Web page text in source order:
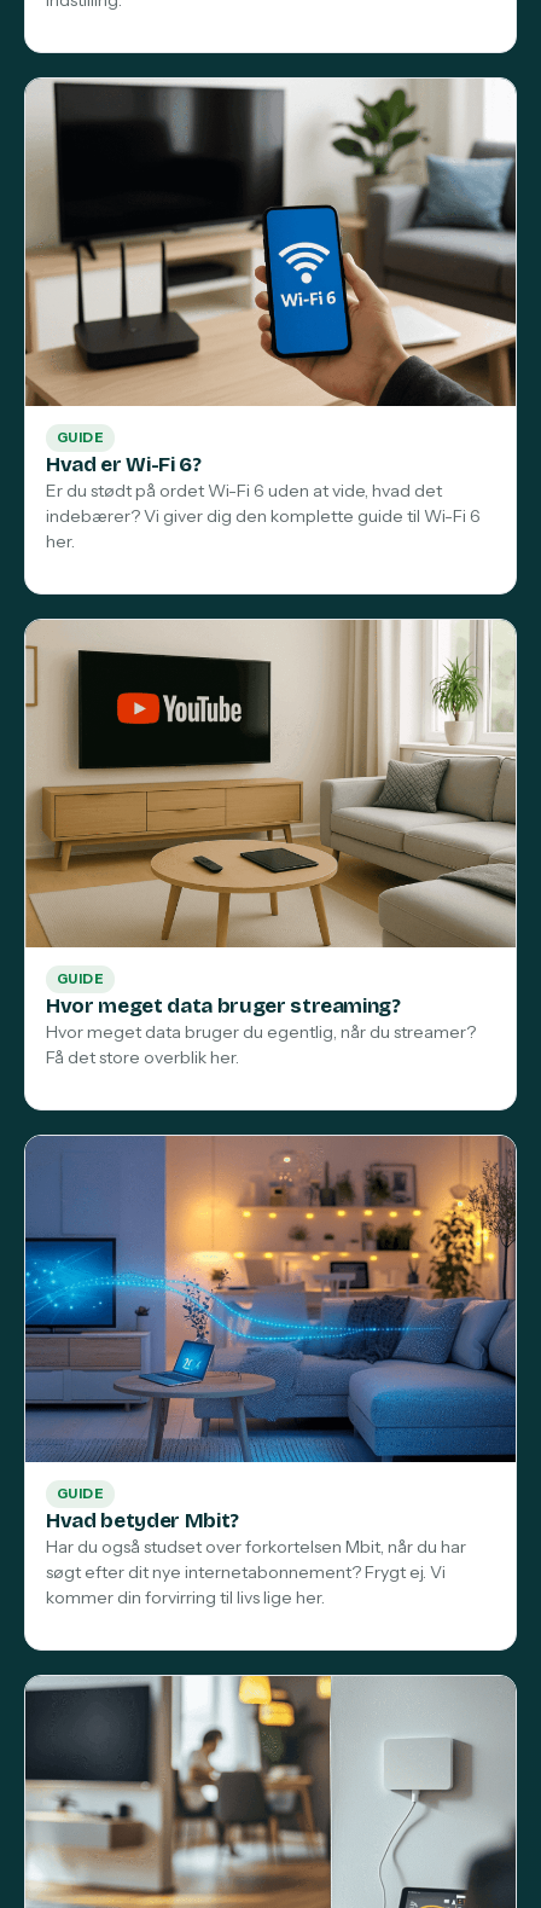
GUIDE
Hvad er Wi-Fi 6?
Er du stødt på ordet Wi-Fi 6 uden at vide, hvad det
indebærer? Vi giver dig den komplette guide til Wi-Fi 6
her.
GUIDE
Hvor meget data bruger streaming?
Hvor meget data bruger du egentlig, når du streamer?
Få det store overblik her.
GUIDE
Hvad betyder Mbit?
Har du også studset over forkortelsen Mbit, når du har
søgt efter dit nye internetabonnement? Frygt ej. Vi
kommer din forvirring til livs lige her.